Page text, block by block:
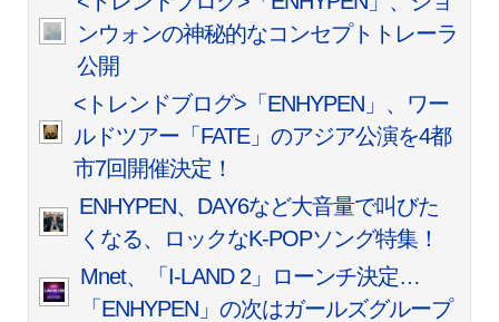
ンウォンの神秘的なコンセプトトレーラ
公開
<トレンドブログ>「ENHYPEN」、ワー
ルドツアー「FATE」のアジア公演を4都
市7回開催決定！
ENHYPEN、DAY6など大音量で叫びた
くなる、ロックなK-POPソング特集！
Mnet、「I-LAND 2」ローンチ決定…
「ENHYPEN」の次はガールズグループ